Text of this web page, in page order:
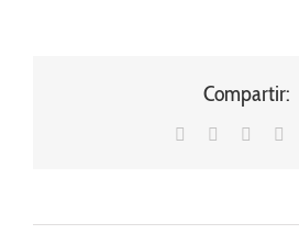
Compartir:
WhatsAppLinkedIn